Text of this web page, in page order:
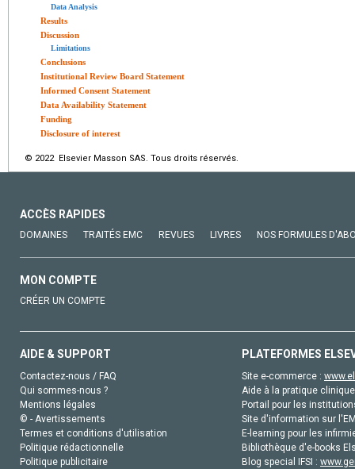
Data Analysis
Results
Discussion
Limitations
Conclusions
Institutional Review Board Statement
Informed Consent Statement
Data Availability Statement
Funding
Disclosure of interest
© 2022 Elsevier Masson SAS. Tous droits réservés.
ACCÈS RAPIDES
DOMAINES TRAITÉS EMC REVUES LIVRES NOS FORMULES
MON COMPTE
CRÉER UN COMPTE
AIDE & SUPPORT
Contactez-nous / FAQ
Qui sommes-nous ?
Mentions légales
© - Avertissements
Termes et conditions d'utilisation
Politique rédactionnelle
Politique publicitaire
PLATEFORMES
Site e-commerce :
Aide à la pratique
Portail pour les
Site d'information sur
E-learning pour les
Bibliothèque d'e-books
Blog special IFSI :